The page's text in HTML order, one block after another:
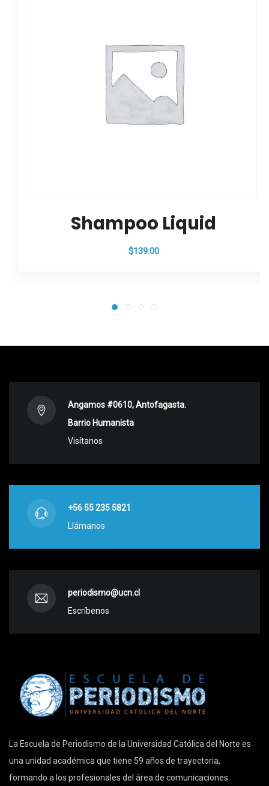
Shampoo Liquid
$139.00
Angamos #0610, Antofagasta.
Barrio Humanista
Visítanos
+56 55 235 5821
Llámanos
periodismo@ucn.cl
Escríbenos
La Escuela de Periodismo de la Universidad Católica del Norte es
una unidad académica que tiene 59 años de trayectoria,
formando a los profesionales del área de comunicaciones.